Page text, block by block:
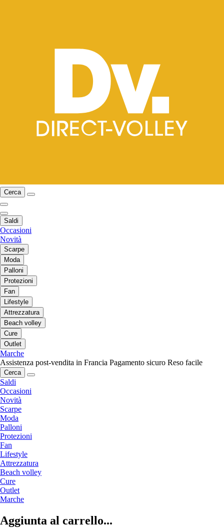
Cerca
Saldi
Occasioni
Novità
Scarpe
Moda
Palloni
Protezioni
Fan
Lifestyle
Attrezzatura
Beach volley
Cure
Outlet
Marche
Assistenza post-vendita in Francia Pagamento sicuro Reso facile
Cerca
Saldi
Occasioni
Novità
Scarpe
Moda
Palloni
Protezioni
Fan
Lifestyle
Attrezzatura
Beach volley
Cure
Outlet
Marche
Aggiunta al carrello...